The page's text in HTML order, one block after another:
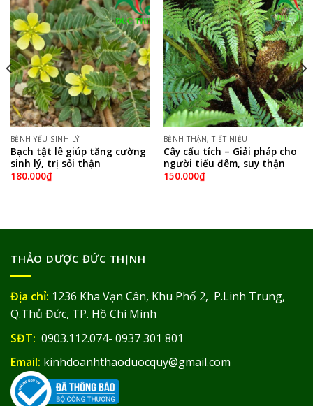
BỆNH YẾU SINH LÝ
Bạch tật lê giúp tăng cường
sinh lý, trị sỏi thận
180.000₫
BỆNH THẬN, TIẾT NIỆU
Cây cẩu tích – Giải pháp cho
người tiểu đêm, suy thận
150.000₫
THẢO DƯỢC ĐỨC THỊNH
Địa chỉ: 1236 Kha Vạn Cân, Khu Phố 2, P.Linh Trung,
Q.Thủ Đức, TP. Hồ Chí Minh
SĐT: 0903.112.074- 0937 301 801
Email: kinhdoanhthaoduocquy@gmail.com